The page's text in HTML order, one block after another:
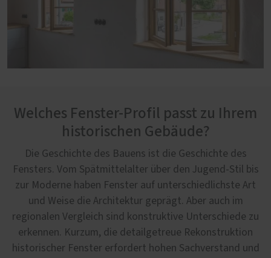
Welches Fenster-Profil passt zu Ihrem
historischen Gebäude?
Die Geschichte des Bauens ist die Geschichte des
Fensters. Vom Spätmittelalter über den Jugend-Stil bis
zur Moderne haben Fenster auf unterschiedlichste Art
und Weise die Architektur geprägt. Aber auch im
regionalen Vergleich sind konstruktive Unterschiede zu
erkennen. Kurzum, die detailgetreue Rekonstruktion
historischer Fenster erfordert hohen Sachverstand und